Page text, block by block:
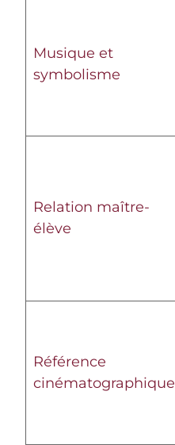
Musique et
symbolisme
Relation maître-
élève
Référence
cinématographique